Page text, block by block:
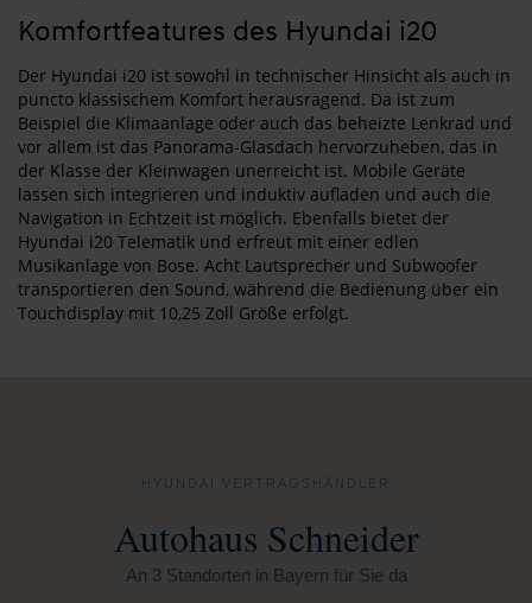
Komfortfeatures des Hyundai i20
Der Hyundai i20 ist sowohl in technischer Hinsicht als auch in
puncto klassischem Komfort herausragend. Da ist zum
Beispiel die Klimaanlage oder auch das beheizte Lenkrad und
vor allem ist das Panorama-Glasdach hervorzuheben, das in
der Klasse der Kleinwagen unerreicht ist. Mobile Geräte
lassen sich integrieren und induktiv aufladen und auch die
Navigation in Echtzeit ist möglich. Ebenfalls bietet der
Hyundai i20 Telematik und erfreut mit einer edlen
Musikanlage von Bose. Acht Lautsprecher und Subwoofer
transportieren den Sound, während die Bedienung über ein
Touchdisplay mit 10,25 Zoll Größe erfolgt.
Autohaus Schneider
An 3 Standorten in Bayern für Sie da